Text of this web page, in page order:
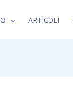
ARTICOLI